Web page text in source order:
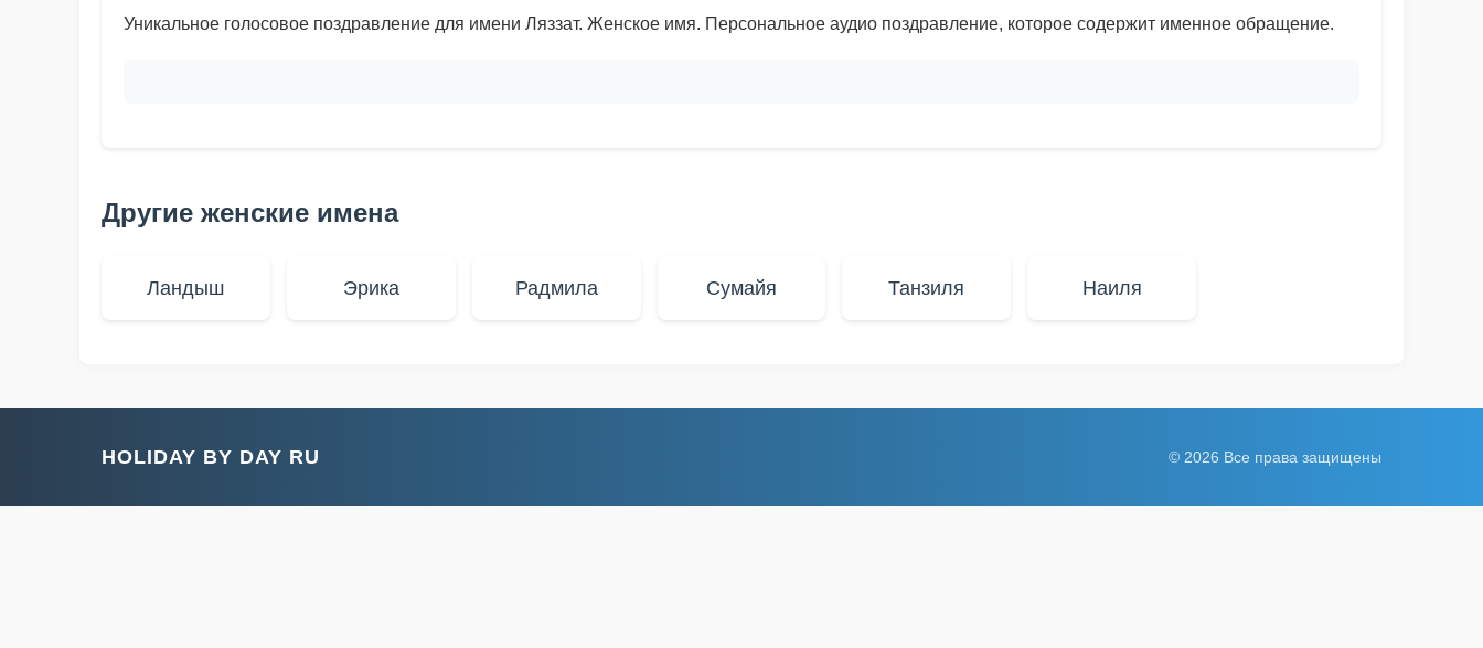
Уникальное голосовое поздравление для имени Ляззат. Женское имя. Персональное аудио поздравление, которое содержит именное обращение.
Другие женские имена
Ландыш Эрика Радмила Сумайя Танзиля Наиля
HOLIDAY BY DAY RU © 2026 Все права защищены